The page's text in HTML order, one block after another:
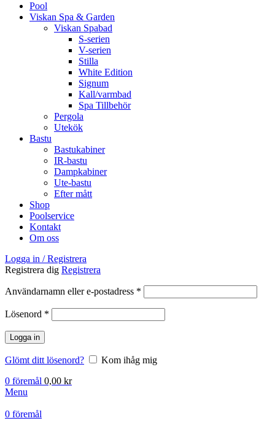
Pool
Viskan Spa & Garden
Viskan Spabad
S-serien
V-serien
Stilla
White Edition
Signum
Kall/varmbad
Spa Tillbehör
Pergola
Utekök
Bastu
Bastukabiner
IR-bastu
Dampkabiner
Ute-bastu
Efter mått
Shop
Poolservice
Kontakt
Om oss
Logga in / Registrera
Registrera dig Registrera
Användarnamn eller e-postadress *
Lösenord *
Logga in
Glömt ditt lösenord?
Kom ihåg mig
0 föremål 0,00 kr
Menu
0 föremål